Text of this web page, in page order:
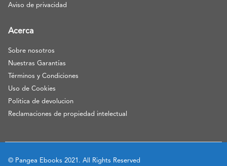
Aviso de privacidad
Acerca
Sobre nosotros
Nuestras Garantías
Términos y Condiciones
Uso de Cookies
Politica de devolucion
Reclamaciones de propiedad intelectual
© Pangea Ebooks 2021. All Rights Reserved